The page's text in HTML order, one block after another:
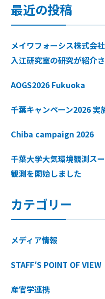
最近の投稿
メイワフォーシス株式会
入江研究室の研究が紹介
AOGS2026 Fukuoka
千葉キャンペーン2026 実
Chiba campaign 2026
千葉大学大気環境観測ス
観測を開始しました
カテゴリー
メディア情報
STAFF′S POINT OF VIEW
産官学連携